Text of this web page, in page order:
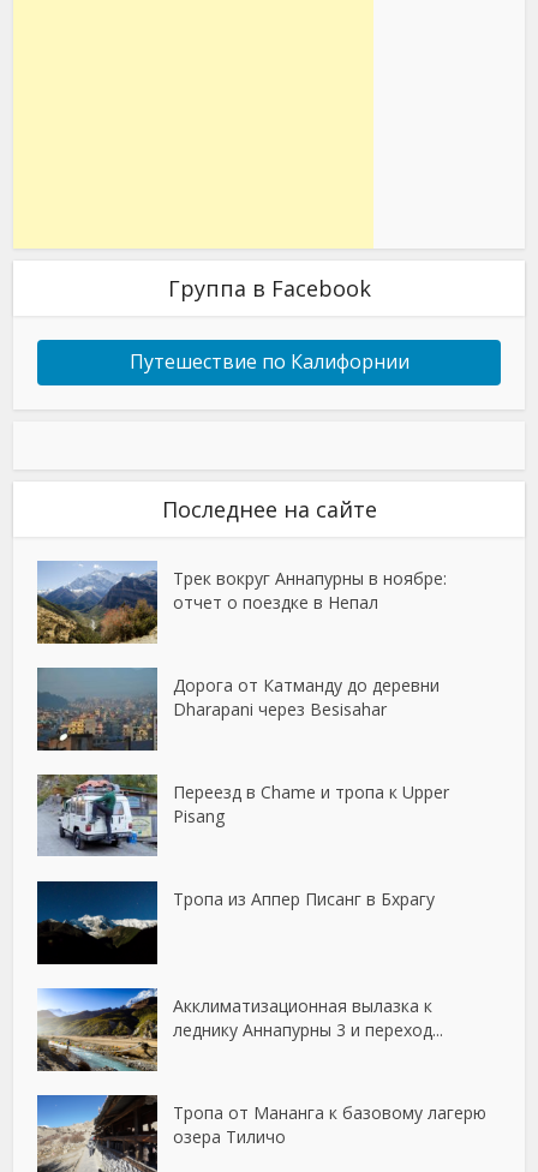
Группа в Facebook
Путешествие по Калифорнии
Последнее на сайте
Трек вокруг Аннапурны в ноябре:
отчет о поездке в Непал
Дорога от Катманду до деревни
Dharapani через Besisahar
Переезд в Chame и тропа к Upper
Pisang
Тропа из Аппер Писанг в Бхрагу
Акклиматизационная вылазка к
леднику Аннапурны 3 и переход...
Тропа от Мананга к базовому лагерю
озера Тиличо